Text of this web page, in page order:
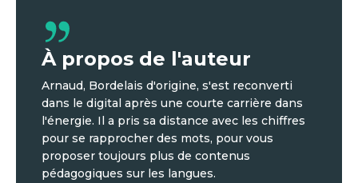
À propos de l'auteur
Arnaud, Bordelais d'origine, s'est reconverti
dans le digital après une courte carrière dans
l'énergie. Il a pris sa distance avec les chiffres
pour se rapprocher des mots, pour vous
proposer toujours plus de contenus
pédagogiques sur les langues.